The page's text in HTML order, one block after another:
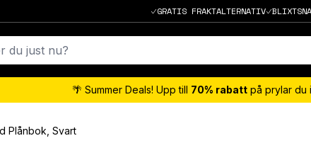
GRATIS FRAKTALTERNATIV
🌴 Summer Deals! Upp till 70% rabatt på prylar du
Plånbok, Svart